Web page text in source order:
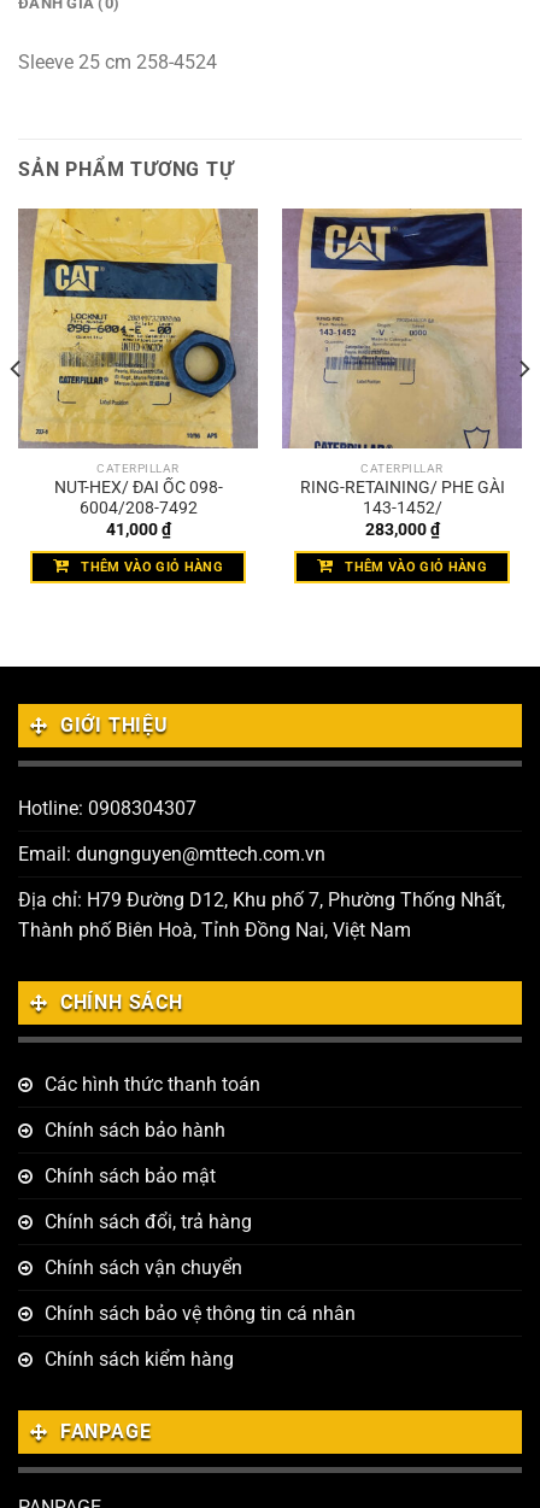
Sleeve 25 cm 258-4524
SẢN PHẨM TƯƠNG TỰ
CATERPILLAR
NUT-HEX/ ĐAI ỐC 098-
6004/208-7492
41,000₫
THÊM VÀO GIỎ HÀNG
CATERPILLAR
RING-RETAINING/ PHE GÀI
143-1452/
283,000₫
THÊM VÀO GIỎ HÀNG
GIỚI THIỆU
Hotline: 0908304307
Email: dungnguyen@mttech.com.vn
Địa chỉ: H79 Đường D12, Khu phố 7, Phường Thống Nhất,
Thành phố Biên Hoà, Tỉnh Đồng Nai, Việt Nam
CHÍNH SÁCH
Các hình thức thanh toán
Chính sách bảo hành
Chính sách bảo mật
Chính sách đổi, trả hàng
Chính sách vận chuyển
Chính sách bảo vệ thông tin cá nhân
Chính sách kiểm hàng
FANPAGE